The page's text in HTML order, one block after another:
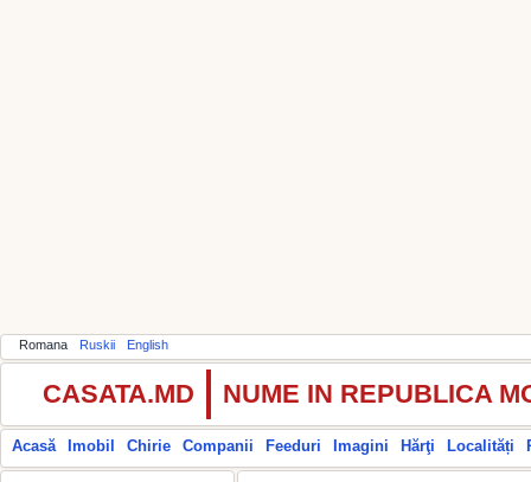
Romana Ruskii English
CASATA.MD NUME IN REPUBLICA
Acasă Imobil Chirie Companii Feeduri Imagini Hărţi Localități